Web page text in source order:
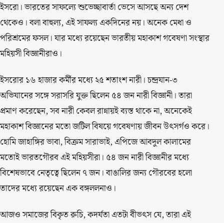
ইসরো। ভারতের সাফল্যে শুভেচ্ছাবার্তা ভেসে আসছে অন্য দেশ
থেকেও। বলা বাহুল্য, এই সাফল্য একদিনের নয়। অনেক মেধা ও
পরিশ্রমের ফসল। যার মধ্যে রয়েছেন ভারতীয় মহাকাশ গবেষণা সংস্থার
মহিয়সী বিজ্ঞানীরাও।
ইসরোর ১৬ হাজার কর্মীর মধ্যে ২৫ শতাংশ নারী। চন্দ্রযান-৩
অভিযানের সঙ্গে সরাসরি যুক্ত ছিলেন ৫৪ জন নারী বিজ্ঞানী। তারা
প্রমাণ করেছেন, সব নারী কেবল রান্নায়ই ব্যস্ত থাকে না, অনেকেই
মহাকাশ বিজ্ঞানের মতো জটিল বিষয়ে গবেষণায় জীবন উৎসর্গও করে।
হোমি জাহাঙ্গির ভাবা, বিক্রম সারাভাই, এপিজে আবদুল কালামের
মতোই ভারতগৌরব এই মহিয়সীরা। ৫৪ জন নারী বিজ্ঞানীর মধ্যে
বিশেষভাবে নেতৃত্বে ছিলেন ৭ জন। বাঙালির জন্য গৌরবের হলো
তাদের মধ্যে রয়েছেন এক বঙ্গললনাও।
আজও সমাজের বিকৃত রুচি, কদর্যতা এতটা বীভৎস যে, তারা এই